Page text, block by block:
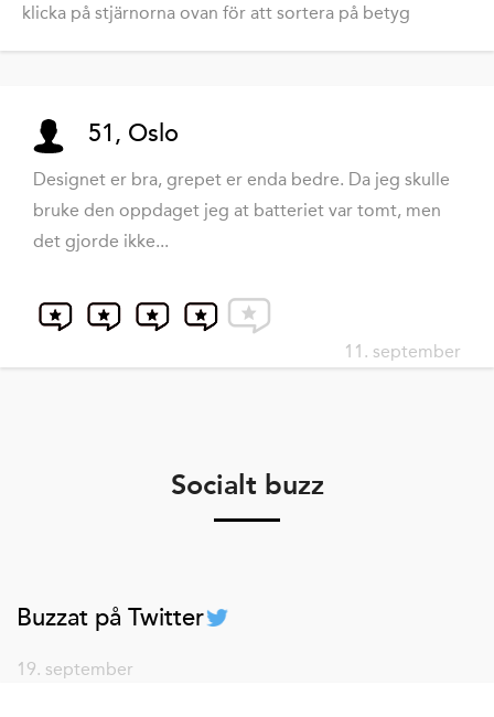
klicka på stjärnorna ovan för att sortera på betyg
51, Oslo
Designet er bra, grepet er enda bedre. Da jeg skulle
bruke den oppdaget jeg at batteriet var tomt, men
det gjorde ikke...
11. september
Socialt buzz
Buzzat på Twitter
19. september